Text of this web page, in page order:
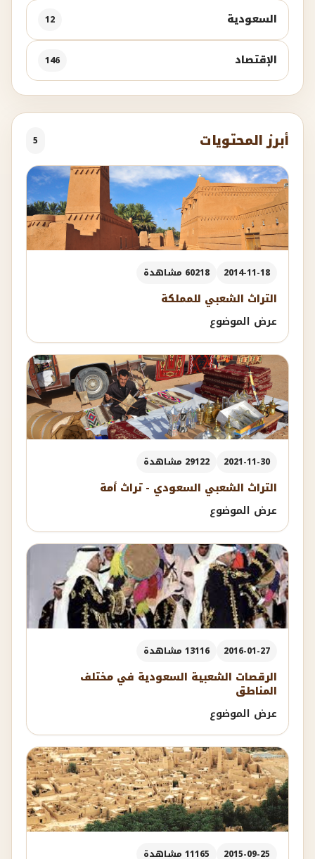
السعودية 12
الإقتصاد 146
أبرز المحتويات 5
2014-11-18 60218 مشاهدة
التراث الشعبي للمملكة
عرض الموضوع
2021-11-30 29122 مشاهدة
التراث الشعبي السعودي - تراث أمة
عرض الموضوع
2016-01-27 13116 مشاهدة
الرقصات الشعبية السعودية في مختلف
المناطق
عرض الموضوع
2015-09-25 11165 مشاهدة